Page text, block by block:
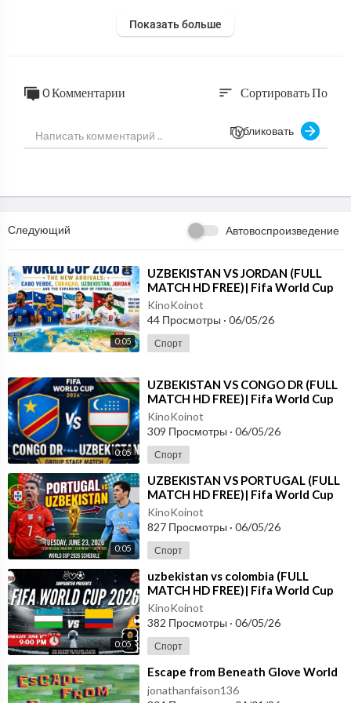
Показать больше
0 Комментарии sort Сортировать По
Публиковать
Следующий Автовоспроизведение
0:05
⁣⁣UZBEKISTAN VS JORDAN (FULL
MATCH HD FREE)| Fifa World Cup
2026
KinoKoinot
44 Просмотры · 06/05/26
Спорт
0:05
⁣UZBEKISTAN VS CONGO DR (FULL
MATCH HD FREE)| Fifa World Cup
2026
KinoKoinot
309 Просмотры · 06/05/26
Спорт
0:05
⁣UZBEKISTAN VS PORTUGAL (FULL
MATCH HD FREE)| Fifa World Cup
2026
KinoKoinot
827 Просмотры · 06/05/26
Спорт
0:05
⁣uzbekistan vs colombia (FULL
MATCH HD FREE)| Fifa World Cup
2026
KinoKoinot
382 Просмотры · 06/05/26
Спорт
⁣Escape from Beneath Glove World
jonathanfaison136